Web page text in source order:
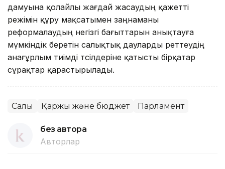
дамуына қолайлы жағдай жасаудың қажетті
режімін құру мақсатымен заңнаманы
реформалаудың негізгі бағыттарын анықтауға
мүмкіндік беретін салықтық дауларды реттеудің
анағұрлым тиімді тәсілдеріне қатысты бірқатар
сұрақтар қарастырылады.
Салық Қаржы және бюджет Парламент
без автора
Авторлар